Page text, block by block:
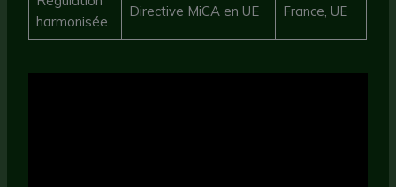
harmonisée
Directive MiCA en UE France, UE